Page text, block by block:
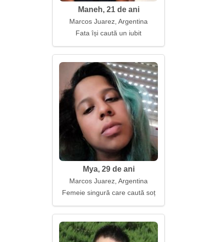
Maneh, 21 de ani
Marcos Juarez, Argentina
Fata își caută un iubit
Mya, 29 de ani
Marcos Juarez, Argentina
Femeie singură care caută soț